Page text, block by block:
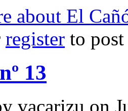
about El
register to
13
vacarizu on